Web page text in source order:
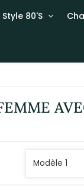
Style 80'S